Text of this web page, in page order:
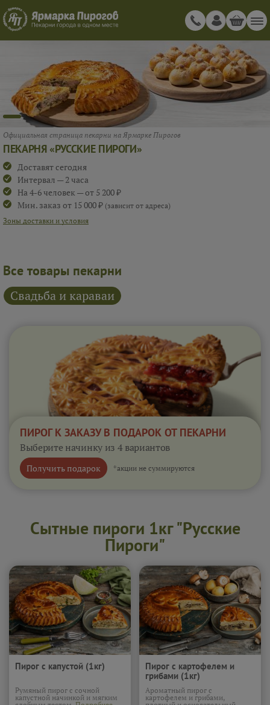
ПЕКАРНЯ «РУССКИЕ ПИРОГИ»
Официальная страница пекарни на Ярмарке Пирогов
Доставят сегодня
Интервал — 2 часа
На 4-6 человек — от 5 200 ₽
Мин. заказ от 15 000 ₽ (зависит от адреса)
Зоны доставки и условия
Все товары пекарни
Свадьба и караваи
ПИРОГ К ЗАКАЗУ В ПОДАРОК ОТ ПЕКАРНИ
Выберите начинку из 4 вариантов
Получить подарок *акции не суммируются
Сытные пироги 1кг "Русские
Пироги"
Пирог с капустой (1кг)
Румяный пирог с сочной
капустной начинкой и мягким
Пирог с картофелем и
грибами (1кг)
Ароматный пирог с
картофелем и грибами,